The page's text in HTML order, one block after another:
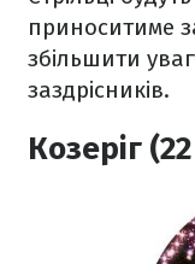
приноситиме
збільшити
заздрісників.
Козеріг